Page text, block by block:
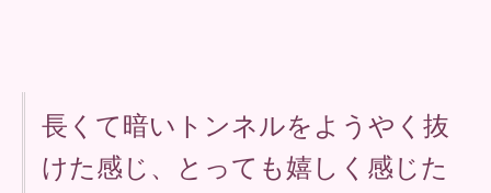
長くて暗いトンネルをようやく抜
けた感じ、とっても嬉しく感じた